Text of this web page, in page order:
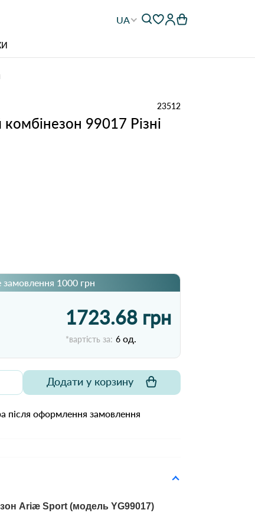
UA
23512
99017 Різні
замовлення 1000 грн
1723.68 грн
*вартість за: 6 од.
Додати у корзину
після оформлення замовлення
Ariæ Sport (модель YG99017)